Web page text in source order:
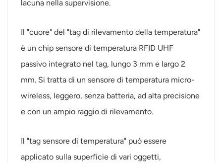
lacuna nella supervisione.
Il "cuore" del "tag di rilevamento della temperatura"
è un chip sensore di temperatura RFID UHF
passivo integrato nel tag, lungo 3 mm e largo 2
mm. Si tratta di un sensore di temperatura micro-
wireless, leggero, senza batteria, ad alta precisione
e con un ampio raggio di rilevamento.
Il "tag sensore di temperatura" può essere
applicato sulla superficie di vari oggetti,